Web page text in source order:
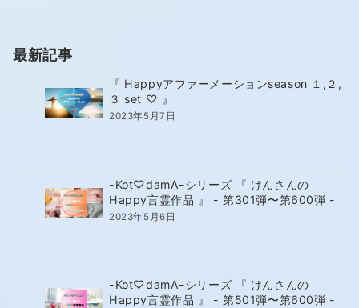
最新記事
『 Happyアファーメーションseason １,２,
３ set ♡ 』
2023年5月7日
-Kot♡damA-シリーズ 『 けんさんの
Happy言霊作品 』 - 第301弾〜第600弾 -
2023年5月6日
-Kot♡damA-シリーズ 『 けんさんの
Happy言霊作品 』 - 第501弾〜第600弾 -